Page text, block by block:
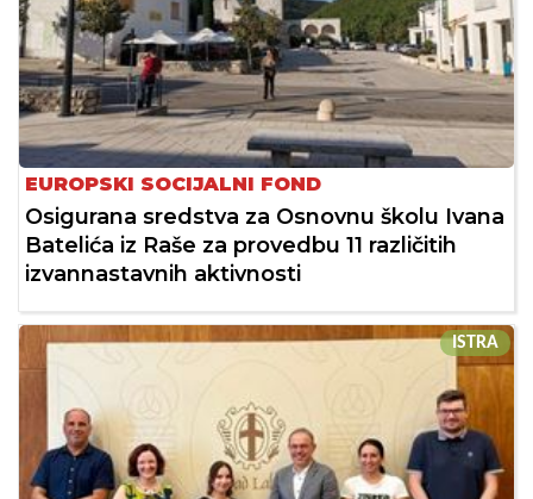
EUROPSKI SOCIJALNI FOND
Osigurana sredstva za Osnovnu školu Ivana
Batelića iz Raše za provedbu 11 različitih
izvannastavnih aktivnosti
ISTRA